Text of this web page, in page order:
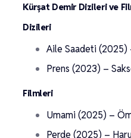
Kürşat Demir Dizileri ve
Dizileri
Aile Saadeti
Prens (2023) –
Filmleri
Umami (2025) –
Perde (2025) –